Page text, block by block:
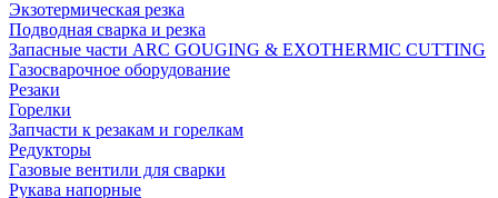
Экзотермическая резка
Подводная сварка и резка
Запасные части ARC GOUGING & EXOTHERMIC CUTTING
Газосварочное оборудование
Резаки
Горелки
Запчасти к резакам и горелкам
Редукторы
Газовые вентили для сварки
Рукава напорные